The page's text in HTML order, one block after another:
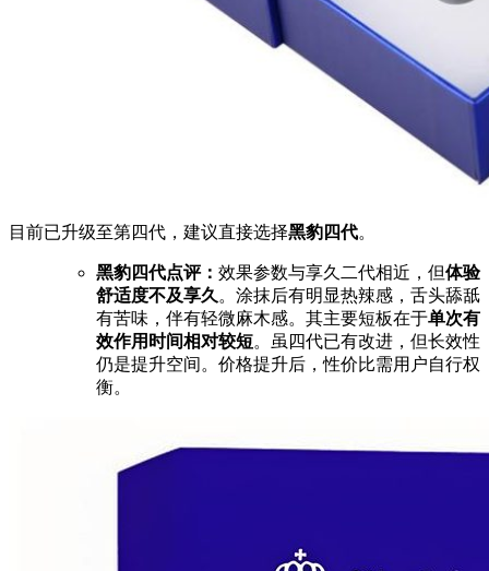
目前已升级至第四代，建议直接选择黑豹四代。
黑豹四代点评： 效果参数与享久二代相近，但体验
舒适度不及享久。涂抹后有明显热辣感，舌头舔舐
有苦味，伴有轻微麻木感。其主要短板在于单次有
效作用时间相对较短。虽四代已有改进，但长效性
仍是提升空间。价格提升后，性价比需用户自行权
衡。